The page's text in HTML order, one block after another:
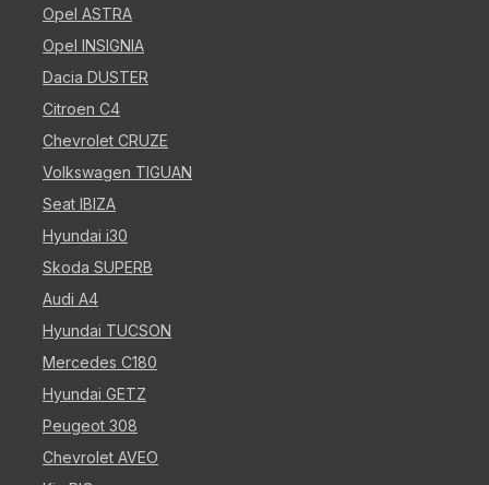
Opel ASTRA
Opel INSIGNIA
Dacia DUSTER
Citroen C4
Chevrolet CRUZE
Volkswagen TIGUAN
Seat IBIZA
Hyundai i30
Skoda SUPERB
Audi A4
Hyundai TUCSON
Mercedes C180
Hyundai GETZ
Peugeot 308
Chevrolet AVEO